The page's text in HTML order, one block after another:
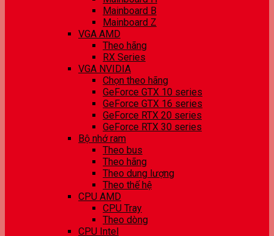
Mainboard B
Mainboard Z
VGA AMD
Theo hãng
RX Series
VGA NVIDIA
Chọn theo hãng
GeForce GTX 10 series
GeForce GTX 16 series
GeForce RTX 20 series
GeForce RTX 30 series
Bộ nhớ ram
Theo bus
Theo hãng
Theo dung lượng
Theo thế hệ
CPU AMD
CPU Tray
Theo dòng
CPU Intel